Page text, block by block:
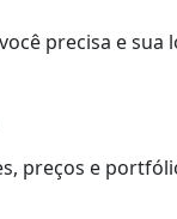
precisa e
preços e